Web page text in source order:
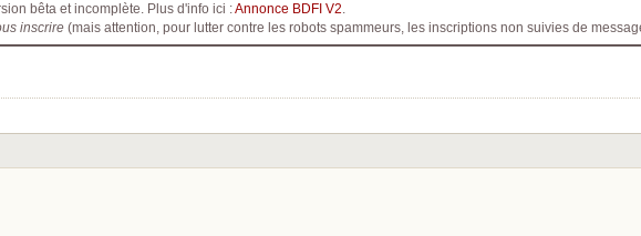
bêta et incomplète. Plus d'info ici :Annonce BDFI V2
inscrire (mais attention, pour lutter contre les robots spammeurs, les inscriptions non suivies de